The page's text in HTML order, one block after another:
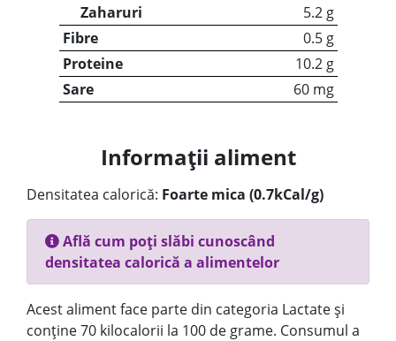
Zaharuri
5.2 g
Fibre
0.5 g
Proteine
10.2 g
Sare
60 mg
Informații aliment
Densitatea calorică: Foarte mica (0.7kCal/g)
Află cum poți slăbi cunoscând
densitatea calorică a alimentelor
Acest aliment face parte din categoria Lactate și
conține 70 kilocalorii la 100 de grame. Consumul a